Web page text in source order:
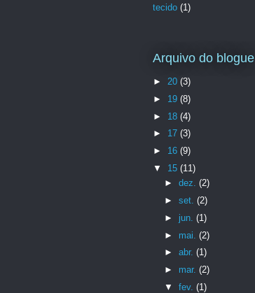
tecido (1)
Arquivo do blogue
► 20 (3)
► 19 (8)
► 18 (4)
► 17 (3)
► 16 (9)
▼ 15 (11)
► dez. (2)
► set. (2)
► jun. (1)
► mai. (2)
► abr. (1)
► mar. (2)
▼ fev. (1)